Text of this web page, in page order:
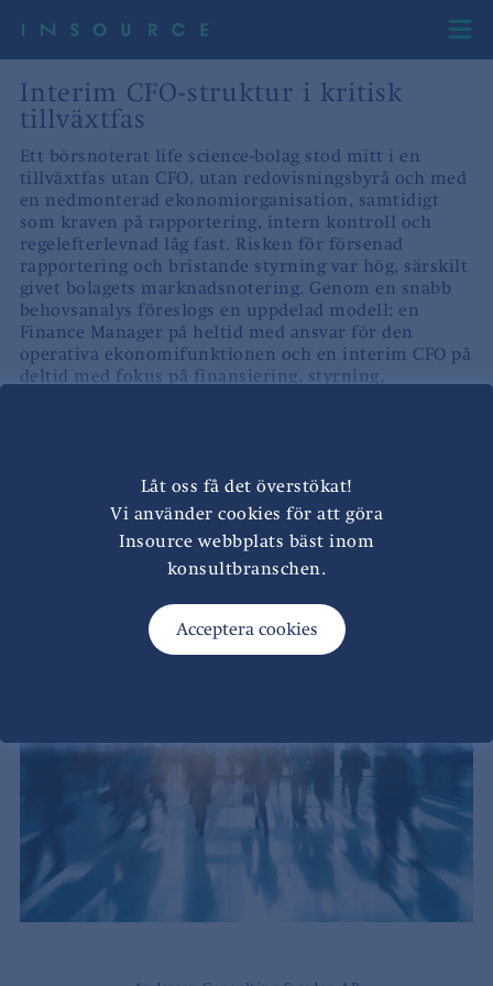
Låt oss få det överstökat!
Vi använder cookies för att göra
Insource webbplats bäst inom
konsultbranschen.
Interim CFO-struktur i kritisk
tillväxtfas
Ett börsnoterat life science-bolag stod mitt i en
tillväxtfas utan CFO, utan redovisningsbyrå och med
en nedmonterad ekonomiorganisation, samtidigt
som kraven på rapportering, intern kontroll och
regelefterlevnad låg fast. Risken för försenad
rapportering och bristande styrning var hög, särskilt
givet bolagets marknadsnotering. Genom en snabb
behovsanalys föreslogs en uppdelad modell: en
Finance Manager på heltid med ansvar för den
operativa ekonomifunktionen och en interim CFO på
deltid med fokus på finansiering, styrning,
Tydligare struktur, intern kontroll och
dokumenterade rutiner
Löpande uppfyllda krav kopplade till bolagets
Kostnadseffektiv lösning med rätt kompetens på
En skalbar ekonomifunktion